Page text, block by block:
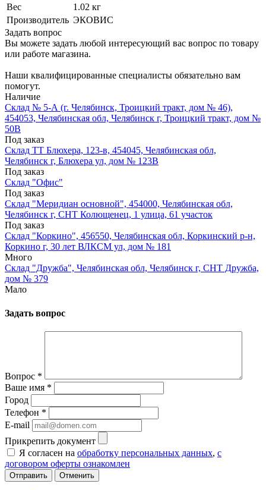
Вес
1.02 кг
Производитель ЭКОВИС
Задать вопрос
Вы можете задать любой интересующий вас вопрос по товару
или работе магазина.
Наши квалифицированные специалисты обязательно вам
помогут.
Наличие
Склад № 5-А (г. Челябинск, Троицкий тракт, дом № 46),
454053, Челябинская обл, Челябинск г, Троицкий тракт, дом №
50В
Под заказ
Склад ТТ Блюхера, 123-в, 454045, Челябинская обл,
Челябинск г, Блюхера ул, дом № 123В
Под заказ
Склад "Офис"
Под заказ
Склад "Меридиан основной", 454000, Челябинская обл,
Челябинск г, СНТ Колющенец, 1 улица, 61 участок
Под заказ
Склад "Коркино", 456550, Челябинская обл, Коркинский р-н,
Коркино г, 30 лет ВЛКСМ ул, дом № 181
Много
Склад "Дружба", Челябинская обл, Челябинск г, СНТ Дружба,
дом № 379
Мало
Задать вопрос
Вопрос *
Ваше имя *
Город
Телефон *
E-mail
Прикрепить документ
Я согласен на обработку персональных данных, с
договором оферты ознакомлен
Отменить